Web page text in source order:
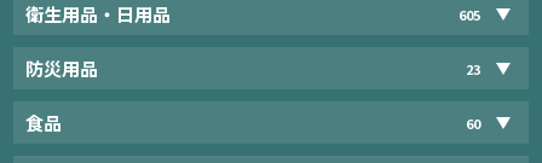
衛生用品・日用品 605
防災用品 23
食品 60